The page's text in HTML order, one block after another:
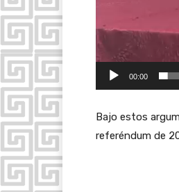
d
í
e
o
00:00
Bajo estos
referéndum de